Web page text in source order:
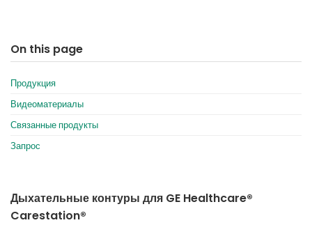
On this page
Продукция
Видеоматериалы
Связанные продукты
Запрос
Дыхательные контуры для GE Healthcare®
Carestation®